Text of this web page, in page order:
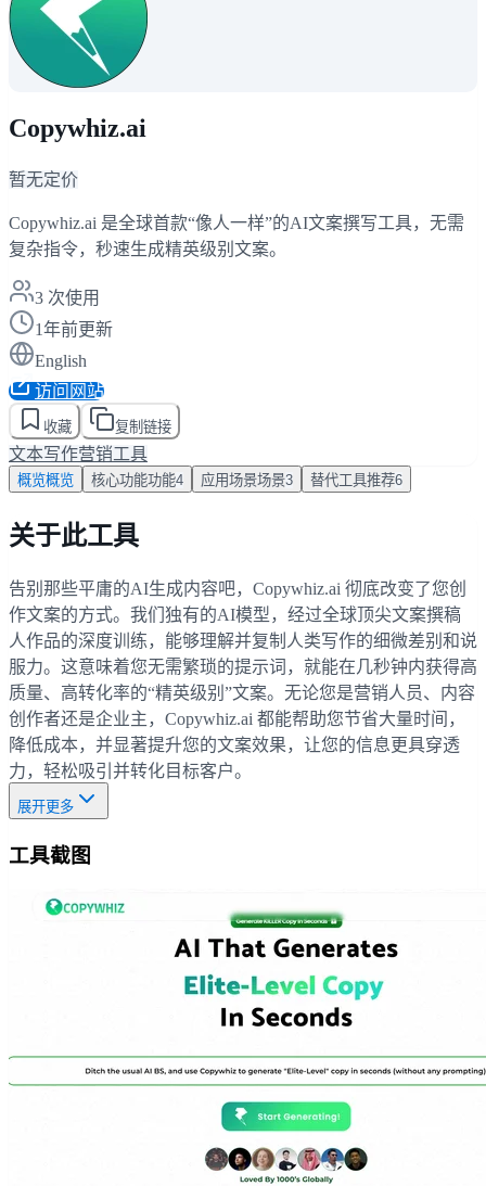
Copywhiz.ai
暂无定价
Copywhiz.ai 是全球首款“像人一样”的AI文案撰写工具，无需
复杂指令，秒速生成精英级别文案。
3 次使用
1年前更新
English
访问网站
收藏 复制链接
文本写作营销工具
概览概览 核心功能功能4 应用场景场景3 替代工具推荐6
关于此工具
告别那些平庸的AI生成内容吧，Copywhiz.ai 彻底改变了您创
作文案的方式。我们独有的AI模型，经过全球顶尖文案撰稿
人作品的深度训练，能够理解并复制人类写作的细微差别和说
服力。这意味着您无需繁琐的提示词，就能在几秒钟内获得高
质量、高转化率的“精英级别”文案。无论您是营销人员、内容
创作者还是企业主，Copywhiz.ai 都能帮助您节省大量时间，
降低成本，并显著提升您的文案效果，让您的信息更具穿透
力，轻松吸引并转化目标客户。
展开更多
工具截图